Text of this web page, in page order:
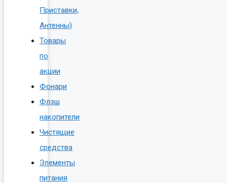
Приставки,
Антенны)
Товары
по
акции
Фонари
Флэш
накопители
Чистящие
средства
Элементы
питания